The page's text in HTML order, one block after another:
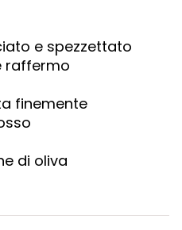
e spezzettato
raffermo
finemente
di oliva